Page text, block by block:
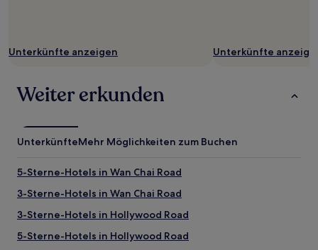
Unterkünfte anzeigen Unterkünfte
Weiter erkunden
UnterkünfteMehr Möglichkeiten zum Buchen
5-Sterne-Hotels in Wan Chai Road
3-Sterne-Hotels in Wan Chai Road
3-Sterne-Hotels in Hollywood Road
5-Sterne-Hotels in Hollywood Road